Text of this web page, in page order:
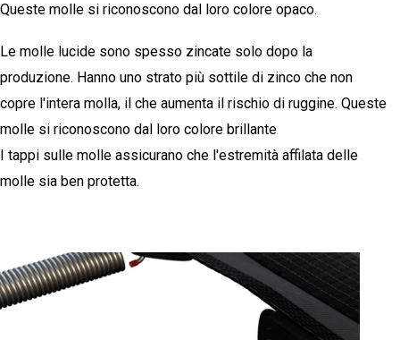
Queste molle si riconoscono dal loro colore opaco.
Le molle lucide sono spesso zincate solo dopo la
produzione. Hanno uno strato più sottile di zinco che non
copre l'intera molla, il che aumenta il rischio di ruggine. Queste
molle si riconoscono dal loro colore brillante
I tappi sulle molle assicurano che l'estremità affilata delle
molle sia ben protetta.